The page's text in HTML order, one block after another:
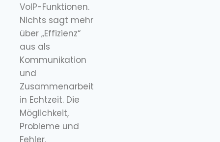
VoIP-Funktionen.
Nichts sagt mehr
über „Effizienz“
aus als
Kommunikation
und
Zusammenarbeit
in Echtzeit. Die
Möglichkeit,
Probleme und
Fehler,